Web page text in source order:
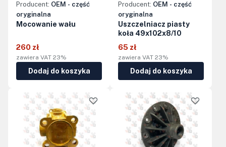
Producent: OEM - część
oryginalna
Mocowanie wału
260 zł
zawiera VAT 23%
Dodaj do koszyka
Producent: OEM - część
oryginalna
Uszczelniacz piasty
koła 49x102x8/10
65 zł
zawiera VAT 23%
Dodaj do koszyka